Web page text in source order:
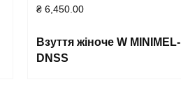
₴ 6,450.00
Взуття жіноче W MINIMEL-
DNSS